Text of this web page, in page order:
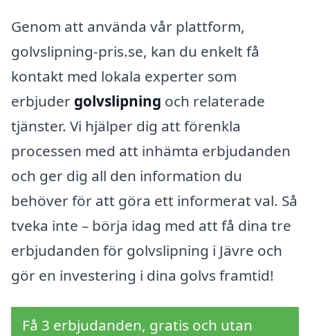
Genom att använda vår plattform,
golvslipning-pris.se, kan du enkelt få
kontakt med lokala experter som
erbjuder golvslipning och relaterade
tjänster. Vi hjälper dig att förenkla
processen med att inhämta erbjudanden
och ger dig all den information du
behöver för att göra ett informerat val. Så
tveka inte – börja idag med att få dina tre
erbjudanden för golvslipning i Jävre och
gör en investering i dina golvs framtid!
Få 3 erbjudanden, gratis och utan